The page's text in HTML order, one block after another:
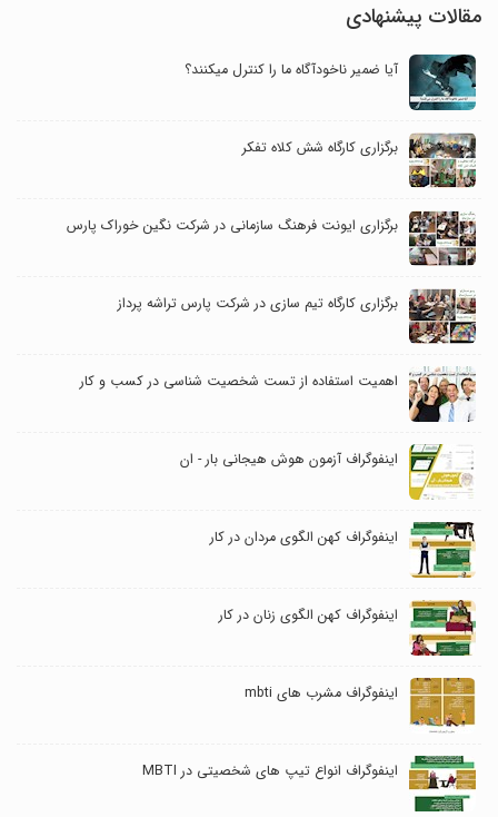
مقالات پیشنهادی
آیا ضمیر ناخودآگاه ما را کنترل می‎کنند؟
برگزاری کارگاه شش کلاه تفکر
برگزاری ایونت فرهنگ سازمانی در شرکت نگین خوراک پارس
برگزاری کارگاه تیم سازی در شرکت پارس تراشه پرداز
اهمیت استفاده از تست شخصیت شناسی در کسب و کار
اینفوگراف آزمون هوش هیجانی بار - ان
اینفوگراف کهن الگوی مردان در کار
اینفوگراف کهن الگوی زنان در کار
اینفوگراف مشرب های mbti
اینفوگراف انواع تیپ های شخصیتی در MBTI